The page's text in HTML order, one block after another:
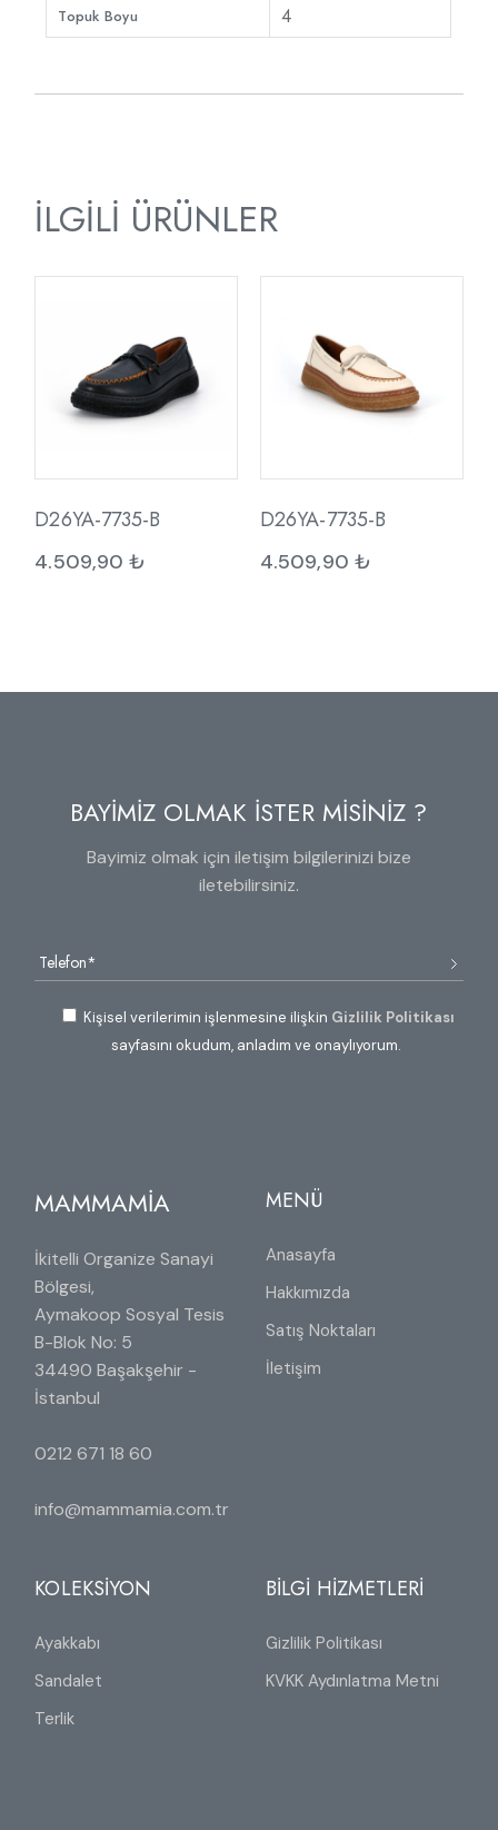
Topuk Boyu 4
İLGILI ÜRÜNLER
D26YA-7735-B
4.509,90₺
D26YA-7735-B
4.509,90 ₺
BAYİMİZ OLMAK İSTER MİSİNİZ ?
Bayimiz olmak için iletişim bilgilerinizi bize
iletebilirsiniz.
Kişisel verilerimin işlenmesine ilişkin Gizlilik Politikası
sayfasını okudum, anladım ve onaylıyorum.
MAMMAMİA
İkitelli Organize Sanayi
Bölgesi,
Aymakoop Sosyal Tesis
B-Blok No: 5
34490 Başakşehir -
İstanbul
0212 671 18 60
info@mammamia.com.tr
MENÜ
Anasayfa
Hakkımızda
Satış Noktaları
İletişim
KOLEKSİYON
Ayakkabı
Sandalet
Terlik
BİLGİ HİZMETLERİ
Gizlilik Politikası
KVKK Aydınlatma Metni